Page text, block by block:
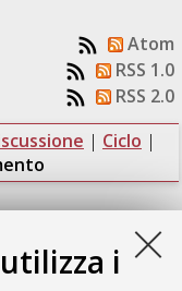
i
Atom
RSS 1.0
RSS 2.0
| Ciclo |
studi di
branzino